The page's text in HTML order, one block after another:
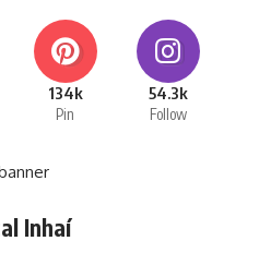
134k
Pin
54.3k
Follow
Inhaí